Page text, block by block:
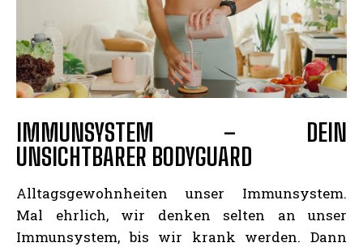
IMMUNSYSTEM – DEIN
UNSICHTBARER BODYGUARD
Alltagsgewohnheiten unser Immunsystem.
Mal ehrlich, wir denken selten an unser
Immunsystem, bis wir krank werden. Dann